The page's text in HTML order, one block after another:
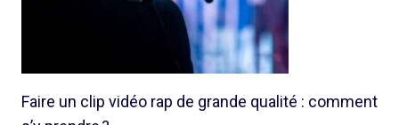
Faire un clip vidéo rap de grande qualité : comment